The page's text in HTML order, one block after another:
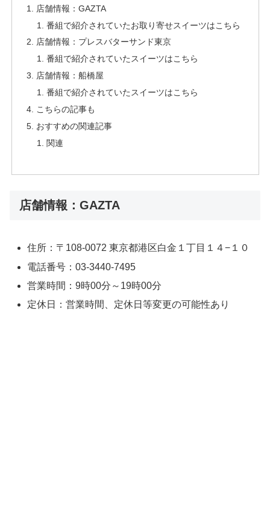
店舗情報：GAZTA
番組で紹介されていたお取り寄せスイーツはこちら
店舗情報：プレスバターサンド東京
番組で紹介されていたスイーツはこちら
店舗情報：船橋屋
番組で紹介されていたスイーツはこちら
こちらの記事も
おすすめの関連記事
関連
店舗情報：GAZTA
住所：〒108-0072 東京都港区白金１丁目１４−１０
電話番号：03-3440-7495
営業時間：9時00分～19時00分
定休日：営業時間、定休日等変更の可能性あり